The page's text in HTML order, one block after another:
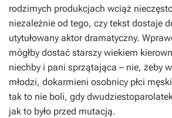
rodzimych produkcjach wciąż
niezależnie od tego, czy tekst dostaje
utytułowany aktor dramatyczny.
mógłby dostać starszy wiekiem
niechby i pani sprzątająca – nie, żeby
młodzi, dokarmieni osobnicy płci
tak to nie boli, gdy
jak to było przed mutacją.